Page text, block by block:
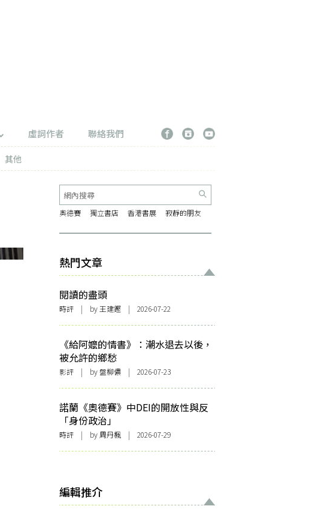
虛詞作者
聯絡我們
其他
奧德賽 獨立書店 香港書展 寂靜的朋友
熱門文章
閱讀的盡頭
時評 | by 王建鏗 | 2026-07-22
《給阿嬤的情書》：潮水退去以後，
被允許的鄉愁
影評 | by 盤柳儂 | 2026-07-23
諾蘭《奧德賽》中DEI的開放性與反
「身份政治」
時評 | by 周丹楓 | 2026-07-29
編輯推介